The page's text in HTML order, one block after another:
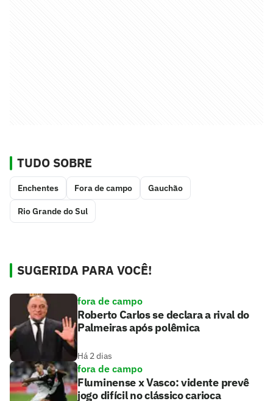
TUDO SOBRE
Enchentes Fora de campo Gauchão
Rio Grande do Sul
SUGERIDA PARA VOCÊ!
fora de campo
Roberto Carlos se declara a rival do
Palmeiras após polêmica
Há 2 dias
fora de campo
Fluminense x Vasco: vidente prevê
jogo difícil no clássico carioca